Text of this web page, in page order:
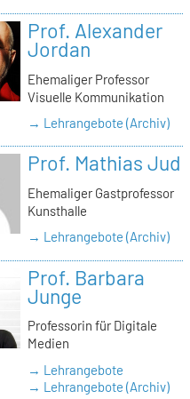
Prof. Alexander
Jordan
Ehemaliger Professor
Visuelle Kommunikation
→ Lehrangebote (Archiv)
Prof. Mathias Jud
Ehemaliger Gastprofessor
Kunsthalle
→ Lehrangebote (Archiv)
Prof. Barbara
Junge
Professorin für Digitale
Medien
→ Lehrangebote
→ Lehrangebote (Archiv)